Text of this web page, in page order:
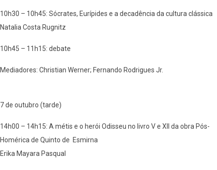
10h30 – 10h45: Sócrates, Eurípides e a decadência da cultura clássica
Natalia Costa Rugnitz
10h45 – 11h15: debate
Mediadores: Christian Werner; Fernando Rodrigues Jr.
7 de outubro (tarde)
14h00 – 14h15: A métis e o herói Odisseu no livro V e XII da obra Pós-
Homérica de Quinto de Esmirna
Erika Mayara Pasqual